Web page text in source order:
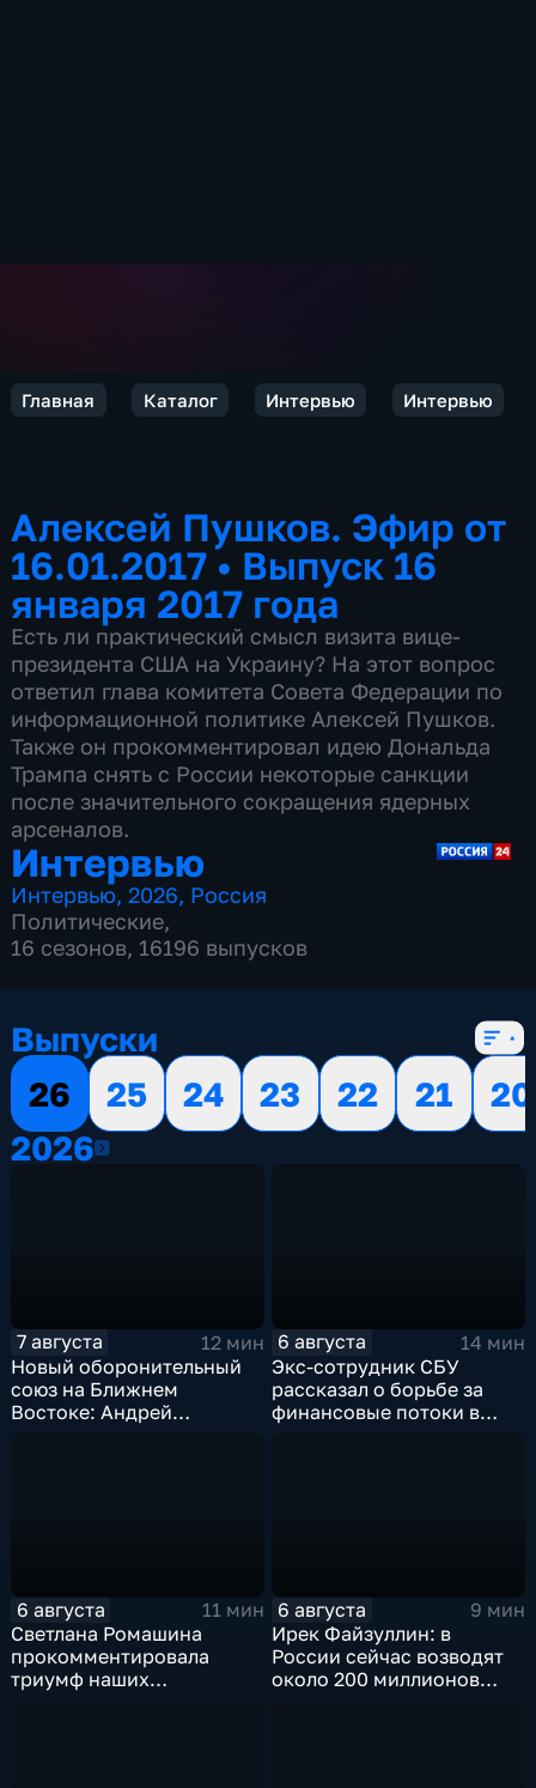
Главная Каталог Интервью Интервью
Алексей Пушков. Эфир от
16.01.2017• Выпуск 16
января 2017 года
Есть ли практический смысл визита вице-
президента США на Украину? На этот вопрос
ответил глава комитета Совета Федерации по
информационной политике Алексей Пушков.
Также он прокомментировал идею Дональда
Трампа снять с России некоторые санкции
после значительного сокращения ядерных
арсеналов.
Интервью
Интервью,2026, Россия
Политические,
16 сезонов, 16196 выпусков
Выпуски
26
25 24 23 22 21
20
20262026
7 августа
12 мин
Новый оборонительный
союз на Ближнем
Востоке: Андрей
6 августа
14 мин
Экс-сотрудник СБУ
рассказал о борьбе за
финансовые потоки в
6 августа
11 мин
Светлана Ромашина
прокомментировала
триумф наших
6 августа
9 мин
Ирек Файзуллин: в
России сейчас возводят
около 200 миллионов